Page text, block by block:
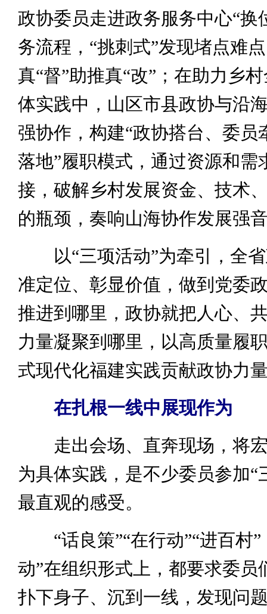
政协委员走进政务服务中心“换
务流程，“挑刺式”发现堵点难
真“督”助推真“改”；在助力乡
体实践中，山区市县政协与沿
强协作，构建“政协搭台、委员
落地”履职模式，通过资源和需
接，破解乡村发展资金、技术
的瓶颈，奏响山海协作发展强
以“三项活动”为牵引，全省
准定位、彰显价值，做到党委
推进到哪里，政协就把人心、
力量凝聚到哪里，以高质量履
式现代化福建实践贡献政协力
在扎根一线中展现作为
走出会场、直奔现场，将宏
为具体实践，是不少委员参加“
最直观的感受。
“话良策”“在行动”“进百村”
动”在组织形式上，都要求委员
扑下身子、沉到一线，发现问